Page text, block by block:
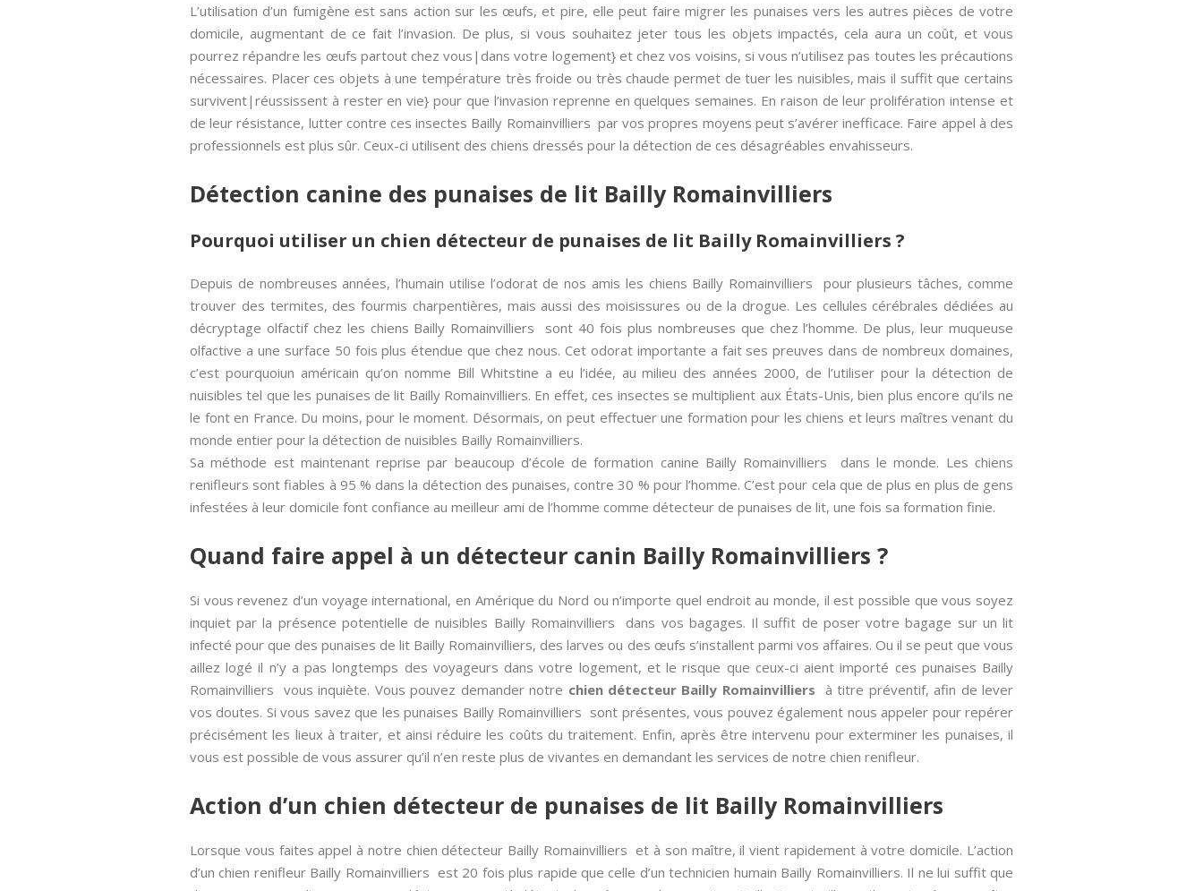
L’utilisation d’un fumigène est sans action sur les œufs, et pire, elle peut faire migrer les punaises vers les autres pièces de votre
domicile, augmentant de ce fait l’invasion. De plus, si vous souhaitez jeter tous les objets impactés, cela aura un coût, et vous
pourrez répandre les œufs partout chez vous|dans votre logement} et chez vos voisins, si vous n’utilisez pas toutes les précautions
nécessaires. Placer ces objets à une température très froide ou très chaude permet de tuer les nuisibles, mais il suffit que certains
survivent|réussissent à rester en vie} pour que l’invasion reprenne en quelques semaines. En raison de leur prolifération intense et
de leur résistance, lutter contre ces insectes Bailly Romainvilliers par vos propres moyens peut s’avérer inefficace. Faire appel à des
professionnels est plus sûr. Ceux-ci utilisent des chiens dressés pour la détection de ces désagréables envahisseurs.
Détection canine des punaises de lit Bailly Romainvilliers
Pourquoi utiliser un chien détecteur de punaises de lit Bailly Romainvilliers ?
Depuis de nombreuses années, l’humain utilise l’odorat de nos amis les chiens Bailly Romainvilliers pour plusieurs tâches, comme
trouver des termites, des fourmis charpentières, mais aussi des moisissures ou de la drogue. Les cellules cérébrales dédiées au
décryptage olfactif chez les chiens Bailly Romainvilliers sont 40 fois plus nombreuses que chez l’homme. De plus, leur muqueuse
olfactive a une surface 50 fois plus étendue que chez nous. Cet odorat importante a fait ses preuves dans de nombreux domaines,
c’est pourquoiun américain qu’on nomme Bill Whitstine a eu l’idée, au milieu des années 2000, de l’utiliser pour la détection de
nuisibles tel que les punaises de lit Bailly Romainvilliers. En effet, ces insectes se multiplient aux États-Unis, bien plus encore qu’ils ne
le font en France. Du moins, pour le moment. Désormais, on peut effectuer une formation pour les chiens et leurs maîtres venant du
monde entier pour la détection de nuisibles Bailly Romainvilliers.
Sa méthode est maintenant reprise par beaucoup d’école de formation canine Bailly Romainvilliers dans le monde. Les chiens
renifleurs sont fiables à 95 % dans la détection des punaises, contre 30 % pour l’homme. C’est pour cela que de plus en plus de gens
infestées à leur domicile font confiance au meilleur ami de l’homme comme détecteur de punaises de lit, une fois sa formation finie.
Quand faire appel à un détecteur canin Bailly Romainvilliers ?
Si vous revenez d’un voyage international, en Amérique du Nord ou n’importe quel endroit au monde, il est possible que vous soyez
inquiet par la présence potentielle de nuisibles Bailly Romainvilliers dans vos bagages. Il suffit de poser votre bagage sur un lit
infecté pour que des punaises de lit Bailly Romainvilliers, des larves ou des œufs s’installent parmi vos affaires. Ou il se peut que vous
aillez logé il n’y a pas longtemps des voyageurs dans votre logement, et le risque que ceux-ci aient importé ces punaises Bailly
Romainvilliers vous inquiète. Vous pouvez demander notre chien détecteur Bailly Romainvilliers à titre préventif, afin de lever
vos doutes. Si vous savez que les punaises Bailly Romainvilliers sont présentes, vous pouvez également nous appeler pour repérer
précisément les lieux à traiter, et ainsi réduire les coûts du traitement. Enfin, après être intervenu pour exterminer les punaises, il
vous est possible de vous assurer qu’il n’en reste plus de vivantes en demandant les services de notre chien renifleur.
Action d’un chien détecteur de punaises de lit Bailly Romainvilliers
Lorsque vous faites appel à notre chien détecteur Bailly Romainvilliers et à son maître, il vient rapidement à votre domicile. L’action
d’un chien renifleur Bailly Romainvilliers est 20 fois plus rapide que celle d’un technicien humain Bailly Romainvilliers. Il ne lui suffit que